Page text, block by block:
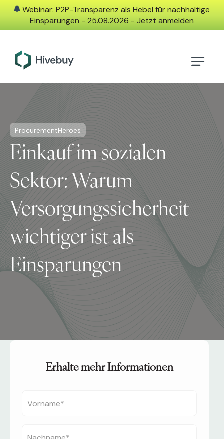
Webinar: P2P-Transparenz als Hebel für nachhaltige
Einsparungen - 25.08.2026 - Jetzt anmelden
ProcurementHeroes
Einkauf im sozialen
Sektor: Warum
Versorgungssicherheit
wichtiger ist als
Einsparungen
Erhalte mehr Informationen